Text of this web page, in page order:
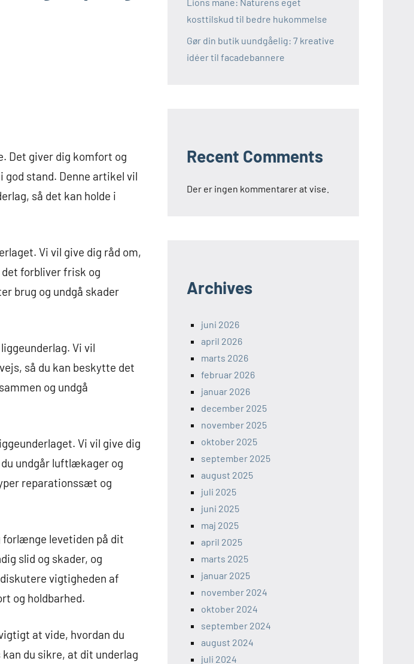
Det giver dig komfort og
stand. Denne artikel vil
så det kan holde i
Vi vil give dig råd om,
forbliver frisk og
brug og undgå skader
Vi vil
så du kan beskytte det
og undgå
Vi vil give dig
undgår luftlækager og
reparationssæt og
forlænge levetiden på dit
slid og skader, og
vigtigheden af
og holdbarhed.
at vide, hvordan du
du sikre, at dit underlag
kosttilskud til bedre hukommelse
Gør din butik uundgåelig: 7 kreative
idéer til facadebannere
Recent Comments
Der er ingen kommentarer at vise.
Archives
juni 2026
april 2026
marts 2026
februar 2026
januar 2026
december 2025
november 2025
oktober 2025
september 2025
august 2025
juli 2025
juni 2025
maj 2025
april 2025
marts 2025
januar 2025
november 2024
oktober 2024
september 2024
august 2024
juli 2024